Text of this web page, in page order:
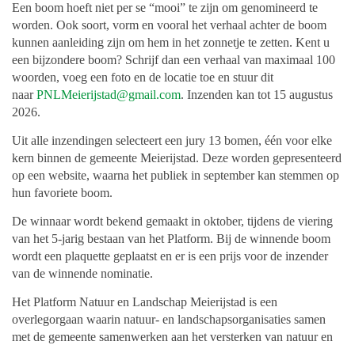
Een boom hoeft niet per se “mooi” te zijn om genomineerd te
worden. Ook soort, vorm en vooral het verhaal achter de boom
kunnen aanleiding zijn om hem in het zonnetje te zetten. Kent u
een bijzondere boom? Schrijf dan een verhaal van maximaal 100
woorden, voeg een foto en de locatie toe en stuur dit
naarPNLMeierijstad@gmail.com. Inzenden kan tot 15 augustus
2026.
Uit alle inzendingen selecteert een jury 13 bomen, één voor elke
kern binnen de gemeente Meierijstad. Deze worden gepresenteerd
op een website, waarna het publiek in september kan stemmen op
hun favoriete boom.
De winnaar wordt bekend gemaakt in oktober, tijdens de viering
van het 5-jarig bestaan van het Platform. Bij de winnende boom
wordt een plaquette geplaatst en er is een prijs voor de inzender
van de winnende nominatie.
Het Platform Natuur en Landschap Meierijstad is een
overlegorgaan waarin natuur- en landschapsorganisaties samen
met de gemeente samenwerken aan het versterken van natuur en